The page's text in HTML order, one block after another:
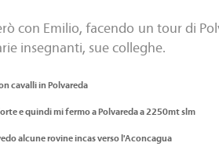
con Emilio, facendo un tour di
insegnanti, sue colleghe.